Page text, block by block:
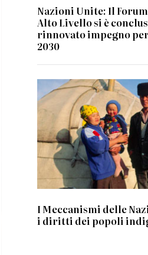
Nazioni Unite: Il
Alto Livello si è
rinnovato impegno
2030
© UN photo
I Meccanismi delle
i diritti dei popoli